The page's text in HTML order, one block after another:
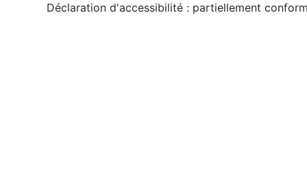
Déclaration d'accessibilité : partiellement